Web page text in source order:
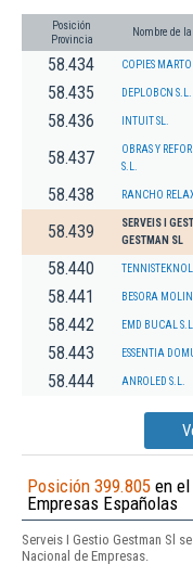
Posición
Provincia
Nombre de
58.434 COPIES
58.435 DEPLOBCN S.L.
58.436 INTUIT SL.
58.437
OBRAS Y
S.L.
58.438 RANCHO
58.439
SERVEIS I
GESTMAN SL
58.440
58.441 BESORA
58.442 EMD BUCAL
58.443 ESSENTIA
58.444 ANROLED S.L.
Posición 399.805 en el
Empresas Españolas
Serveis I Gestio Gestman Sl
Nacional de Empresas.